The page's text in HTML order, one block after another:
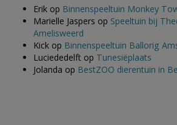
Erik op Binnenspeeltuin Monkey
Marielle Jaspers op Speeltuin bij
Amelisweerd
Kick op Binnenspeeltuin Ballorig
Luciededelft op Tunesiëplaats
Jolanda op BestZOO dierentuin in